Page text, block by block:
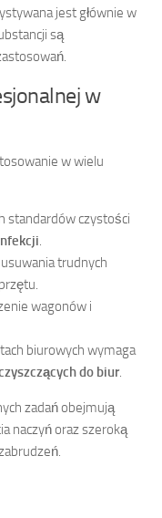
jest głównie w
są
w
w wielu
standardów czystości
.
trudnych
wagonów i
biurowych wymaga
do biur.
zadań obejmują
naczyń oraz szeroką